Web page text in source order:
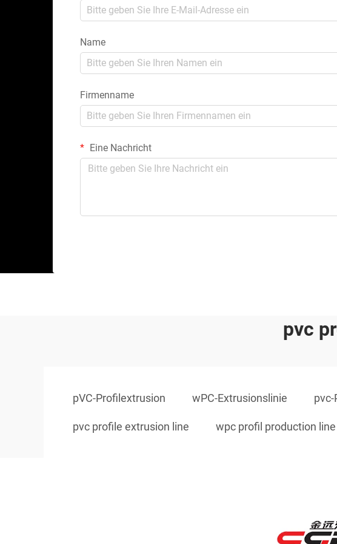
Name
Firmenname
Eine Nachricht
pvc
pVC-Profilextrusion wPC-Extrusionslinie
pvc profile extrusion line wpc profil production line